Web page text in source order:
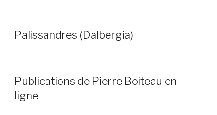
Palissandres (Dalbergia)
Publications de Pierre Boiteau en
ligne